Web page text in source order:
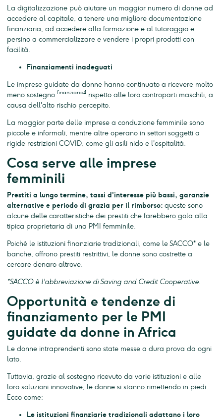
La digitalizzazione può aiutare un maggior numero di donne ad
accedere al capitale, a tenere una migliore documentazione
finanziaria, ad accedere alla formazione e al tutoraggio e
persino a commercializzare e vendere i propri prodotti con
facilità.
Finanziamenti inadeguati
Le imprese guidate da donne hanno continuato a ricevere molto
meno sostegno finanziario4 rispetto alle loro controparti maschili, a
causa dell'alto rischio percepito.
La maggior parte delle imprese a conduzione femminile sono
piccole e informali, mentre altre operano in settori soggetti a
rigide restrizioni COVID, come gli asili nido e l'ospitalità.
Cosa serve alle imprese
femminili
Prestiti a lungo termine, tassi d'interesse più bassi, garanzie
alternative e periodo di grazia per il rimborso: queste sono
alcune delle caratteristiche dei prestiti che farebbero gola alla
tipica proprietaria di una PMI femminile.
Poiché le istituzioni finanziarie tradizionali, come le SACCO* e le
banche, offrono prestiti restrittivi, le donne sono costrette a
cercare denaro altrove.
*SACCO è l'abbreviazione di Saving and Credit Cooperative.
Opportunità e tendenze di
finanziamento per le PMI
guidate da donne in Africa
Le donne intraprendenti sono state messe a dura prova da ogni
lato.
Tuttavia, grazie al sostegno ricevuto da varie istituzioni e alle
loro soluzioni innovative, le donne si stanno rimettendo in piedi.
Ecco come:
Le istituzioni finanziarie tradizionali adattano i loro